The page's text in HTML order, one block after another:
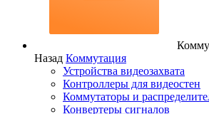
Назад Коммутация
Устройства видеозахвата
Контроллеры для видеостен
Коммутаторы и
Конвертеры сигналов